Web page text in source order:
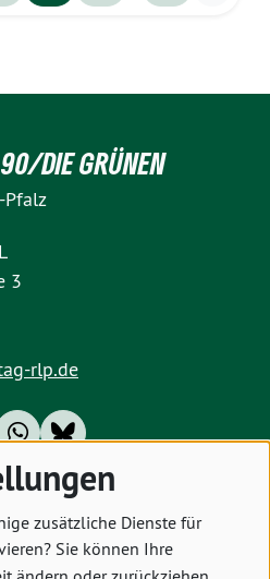
DIE GRÜNEN
3
rlp.de
Cookies
zusätzliche Dienste für
Sie können Ihre